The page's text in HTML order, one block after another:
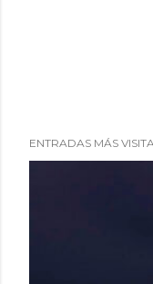
ENTRADAS MÁS